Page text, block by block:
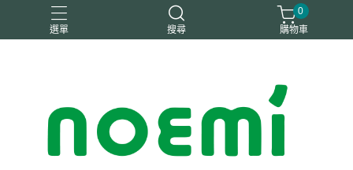
選單 搜尋
0
購物車